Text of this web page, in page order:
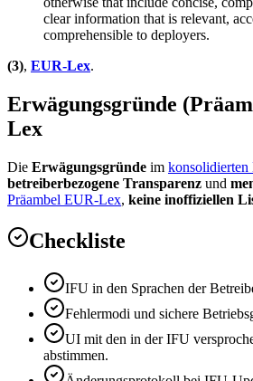
clear information that is relevant,
comprehensible to deployers.
(3), EUR-Lex.
Erwägungsgründe
Lex
Die Erwägungsgründe im
betreiberbezogene Transparenz und
Präambel EUR-Lex, keine inoffiziellen
Checkliste
IFU in den Sprachen der
Fehlermodi und sichere
UI mit den in der IFU
abstimmen.